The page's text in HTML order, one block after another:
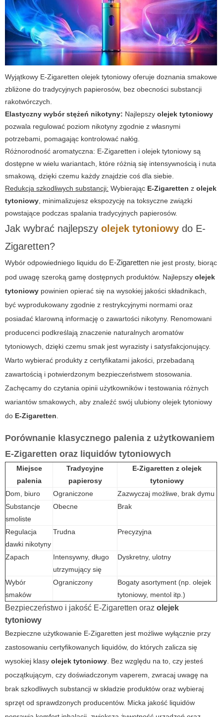
Wyjątkowy E-Zigaretten olejek tytoniowy oferuje doznania smakowe
zbliżone do tradycyjnych papierosów, bez obecności substancji
rakotwórczych.
Elastyczny wybór stężeń nikotyny: Najlepszy olejek tytoniowy
pozwala regulować poziom nikotyny zgodnie z własnymi
potrzebami, pomagając kontrolować nałóg.
Różnorodność aromatyczna: E-Zigaretten i olejek tytoniowy są
dostępne w wielu wariantach, które różnią się intensywnością i nuta
smakową, dzięki czemu każdy znajdzie coś dla siebie.
Redukcja szkodliwych substancji: Wybierając E-Zigaretten z olejek
tytoniowy , minimalizujesz ekspozycję na toksyczne związki
powstające podczas spalania tradycyjnych papierosów.
Jak wybrać najlepszy olejek tytoniowy do E-
Zigaretten?
Wybór odpowiedniego liquidu do E-Zigaretten nie jest prosty, biorąc
pod uwagę szeroką gamę dostępnych produktów. Najlepszy olejek
tytoniowy powinien opierać się na wysokiej jakości składnikach,
być wyprodukowany zgodnie z restrykcyjnymi normami oraz
posiadać klarowną informację o zawartości nikotyny. Renomowani
producenci podkreślają znaczenie naturalnych aromatów
tytoniowych, dzięki czemu smak jest wyrazisty i satysfakcjonujący.
Warto wybierać produkty z certyfikatami jakości, przebadaną
zawartością i potwierdzonym bezpieczeństwem stosowania.
Zachęcamy do czytania opinii użytkowników i testowania różnych
wariantów smakowych, aby znaleźć swój ulubiony olejek tytoniowy
do E-Zigaretten
Porównanie klasycznego palenia z użytkowaniem
E-Zigaretten oraz liquidów tytoniowych
Miejsce
palenia
Tradycyjne
papierosy
E-Zigaretten z olejek
tytoniowy
Dom, biuro
Ograniczone
Zazwyczaj możliwe, brak dymu
Substancje
smoliste
Obecne Brak
Regulacja
dawki nikotyny
Trudna Precyzyjna
Zapach
Intensywny, długo
utrzymujący się
Dyskretny, ulotny
Wybór
smaków
Ograniczony
Bogaty asortyment (np. olejek
tytoniowy, mentol itp.)
Bezpieczeństwo i jakość E-Zigaretten oraz olejek
tytoniowy
Bezpieczne użytkowanie E-Zigaretten jest możliwe wyłącznie przy
zastosowaniu certyfikowanych liquidów, do których zalicza się
wysokiej klasy olejek tytoniowy . Bez względu na to, czy jesteś
początkującym, czy doświadczonym vaperem, zwracaj uwagę na
brak szkodliwych substancji w składzie produktów oraz wybieraj
sprzęt od sprawdzonych producentów. Micka jakość liquidów